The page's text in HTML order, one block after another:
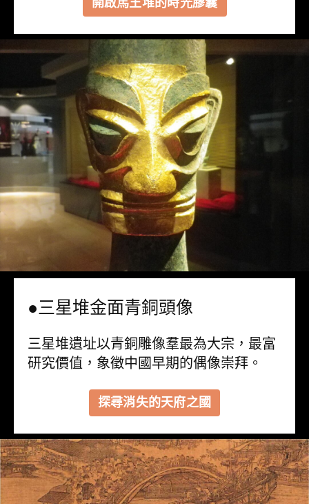
●三星堆金面青銅頭像
三星堆遺址以青銅雕像羣最為大宗，最富
研究價值，象徵中國早期的偶像崇拜。
探尋消失的天府之國